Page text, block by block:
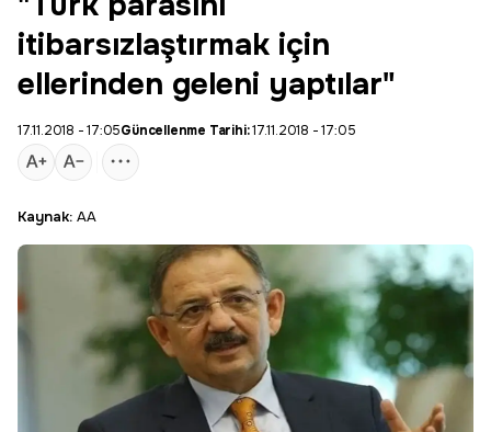
itibarsızlaştırmak için
ellerinden geleni yaptılar"
17.11.2018 - 17:05Güncellenme Tarihi:17.11.2018 - 17:05
Kaynak: AA